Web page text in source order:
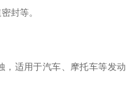
封等。
，适用于汽车、摩托车等发动